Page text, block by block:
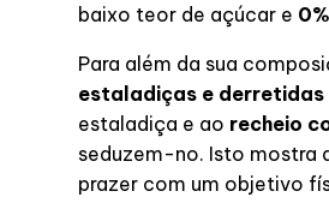
baixo teor de açúcar e
Para além da sua
estaladiças e derretidas
estaladiça e ao recheio
seduzem-no. Isto mostra
prazer com um objetivo